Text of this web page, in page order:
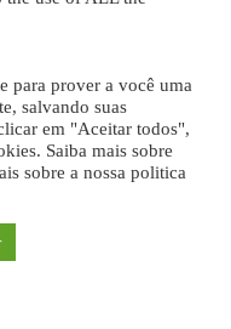
para prover a você uma
salvando suas
em "Aceitar todos",
Saiba mais sobre
sobre a nossa politica